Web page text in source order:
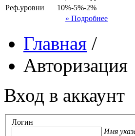
Реф.уровни
10%-5%-2%
» Подробнее
Главная /
Авторизация
Вход в аккаунт
Логин
Имя